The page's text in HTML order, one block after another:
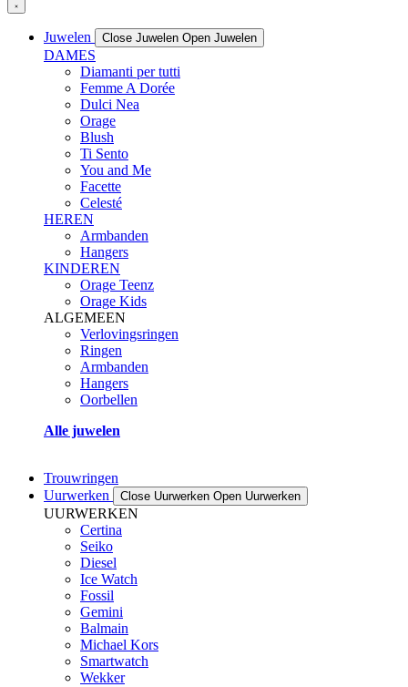
Juwelen Close Juwelen Open Juwelen
DAMES
Diamanti per tutti
Femme A Dorée
Dulci Nea
Orage
Blush
Ti Sento
You and Me
Facette
Celesté
HEREN
Armbanden
Hangers
KINDEREN
Orage Teenz
Orage Kids
ALGEMEEN
Verlovingsringen
Ringen
Armbanden
Hangers
Oorbellen
Alle juwelen
Trouwringen
Uurwerken
Close Uurwerken Open Uurwerken
UURWERKEN
Certina
Seiko
Diesel
Ice Watch
Fossil
Gemini
Balmain
Michael Kors
Smartwatch
Wekker